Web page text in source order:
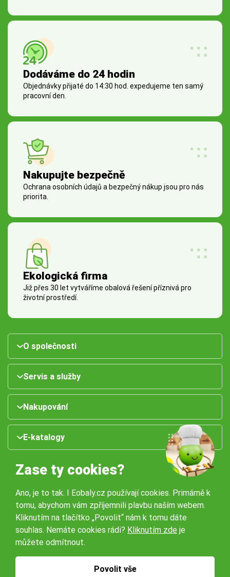
Dodáváme do 24 hodin
Objednávky přijaté do 14:30 hod. expedujeme ten samý
pracovní den.
Nakupujte bezpečně
Ochrana osobních údajů a bezpečný nákup jsou pro nás
priorita.
Ekologická firma
Již přes 30 let vytváříme obalová řešení příznivá pro
životní prostředí.
O společnosti
Servis a služby
Nakupování
E-katalogy
Naše pobočky:
Obchodní podmínky
Zase ty cookies?
Ano, je to tak. I Eobaly.cz používají cookies. Primárně k
tomu, abychom vám zpříjemnili plavbu naším webem.
Kliknutím na tlačítko „Povolit“ nám k tomu dáte
souhlas. Nemáte cookies rádi? Kliknutím zde je
můžete odmítnout.
Povolit vše